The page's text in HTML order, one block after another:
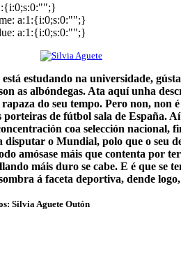
a:1:{i:0;s:0:"";}
a:1:{i:0;s:0:"";}
estudando na universidade,
as albóndegas. Ata aquí unha
do seu tempo. Pero non, non
porteiras de fútbol sala de España.
coa selección nacional,
o Mundial, polo que o seu
amósase máis que contenta por
máis duro se cabe. E é que se
á faceta deportiva, dende
Silvia Aguete Outón